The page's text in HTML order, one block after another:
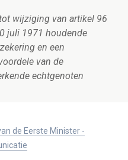
wijziging van artikel 96
juli 1971 houdende
en een
van de
echtgenoten
de Eerste Minister -